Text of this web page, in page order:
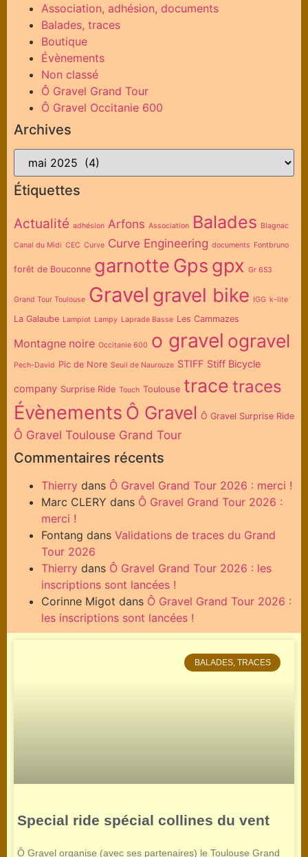
Association, adhésion, documents
Balades, traces
Boutique
Évènements
Non classé
Ô Gravel Grand Tour
Ô Gravel Occitanie 600
Archives
Étiquettes
Actualité adhésion Arfons Association Balades Blagnac
Canal du Midi CEC Curve Curve Engineering documents Fontbruno
forêt de Bouconne garnotte Gps gpx Gr 653
Grand Tour Toulouse Gravel gravel bike IGG k-lite
La Galaube Lampiot Lampy Laprade Basse Les Cammazes
Montagne noire Occitanie 600 o gravel ogravel
Pech-David Pic de Nore Seuil de Naurouze STIFF Stiff Bicycle
company Surprise Ride Touch Toulouse trace traces
Évènements Ô Gravel Ô Gravel Surprise Ride
Ô Gravel Toulouse Grand Tour
Commentaires récents
Thierry dans Ô Gravel Grand Tour 2026 : merci !
Marc CLERY dans Ô Gravel Grand Tour 2026 :
merci !
Fontang dans Validations de traces du Grand
Tour 2026
Thierry dans Ô Gravel Grand Tour 2026 : les
inscriptions sont lancées !
Corinne Migot dans Ô Gravel Grand Tour 2026 :
les inscriptions sont lancées !
BALADES, TRACES
Special ride spécial collines du vent
Ô Gravel organise (avec ses partenaires) le Toulouse Grand